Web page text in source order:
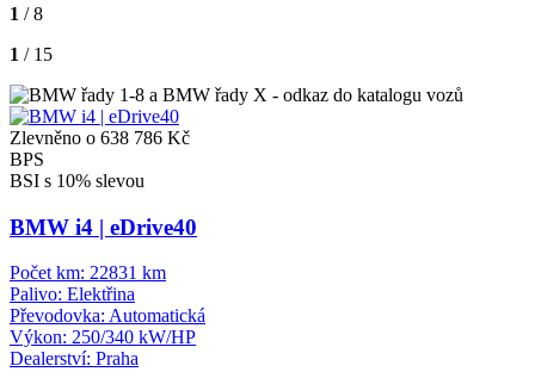
1 / 8
1 / 15
Zlevněno o 638 786 Kč
BPS
BSI s 10% slevou
BMW i4 | eDrive40
Počet km: 22831 km
Palivo: Elektřina
Převodovka: Automatická
Výkon: 250/340 kW/HP
Dealerství: Praha